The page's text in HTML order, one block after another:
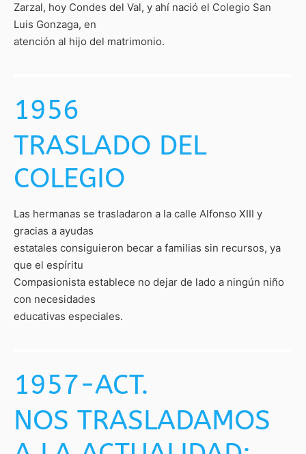
Zarzal, hoy Condes del Val, y ahí nació el Colegio San
Luis Gonzaga, en
atención al hijo del matrimonio.
1956
TRASLADO DEL
COLEGIO
Las hermanas se trasladaron a la calle Alfonso XIII y
gracias a ayudas
estatales consiguieron becar a familias sin recursos, ya
que el espíritu
Compasionista establece no dejar de lado a ningún niño
con necesidades
educativas especiales.
1957-ACT.
NOS TRASLADAMOS